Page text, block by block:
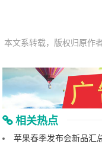
本文系转载，版权归原作
相关热点
苹果春季发布会新品汇